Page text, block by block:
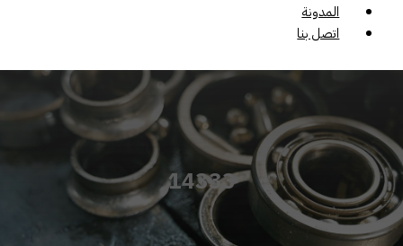
المدونة
اتصل بنا
14333